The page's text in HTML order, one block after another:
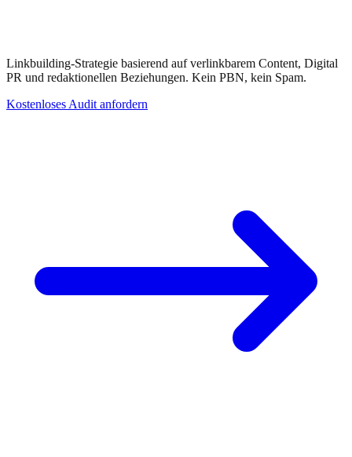
Linkbuilding-Strategie basierend auf verlinkbarem Content, Digital
PR und redaktionellen Beziehungen. Kein PBN, kein Spam.
Kostenloses Audit anfordern